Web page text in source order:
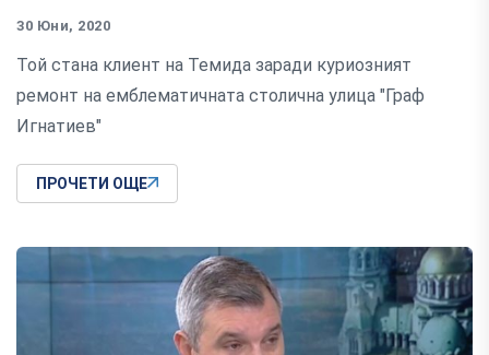
30 Юни, 2020
Той стана клиент на Темида заради куриозният
ремонт на емблематичната столична улица "Граф
Игнатиев"
ПРОЧЕТИ ОЩЕ